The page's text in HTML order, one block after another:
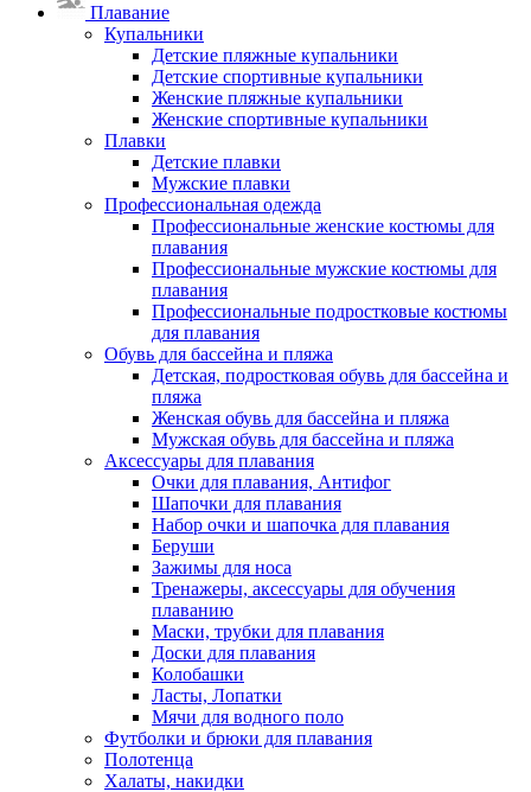
Плавание
Купальники
Детские пляжные купальники
Детские спортивные купальники
Женские пляжные купальники
Женские спортивные купальники
Плавки
Детские плавки
Мужские плавки
Профессиональная одежда
Профессиональные женские костюмы для
плавания
Профессиональные мужские костюмы для
плавания
Профессиональные подростковые костюмы
для плавания
Обувь для бассейна и пляжа
Детская, подростковая обувь для бассейна и
пляжа
Женская обувь для бассейна и пляжа
Мужская обувь для бассейна и пляжа
Аксессуары для плавания
Очки для плавания, Антифог
Шапочки для плавания
Набор очки и шапочка для плавания
Беруши
Зажимы для носа
Тренажеры, аксессуары для обучения
плаванию
Маски, трубки для плавания
Доски для плавания
Колобашки
Ласты, Лопатки
Мячи для водного поло
Футболки и брюки для плавания
Полотенца
Халаты, накидки